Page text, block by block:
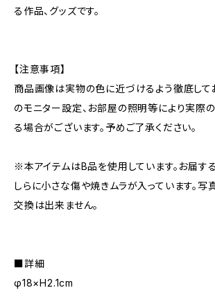
る作品、グッズです。
【注意事項】
商品画像は実物の色に近づけるよう徹底して
のモニター設定、お部屋の照明等により実際
る場合がございます。予めご了承ください。
※本アイテムはB品を使用しています。お届す
しらに小さな傷や焼きムラが入っています。写
交換は出来ません。
■詳細
φ18×H2.1cm